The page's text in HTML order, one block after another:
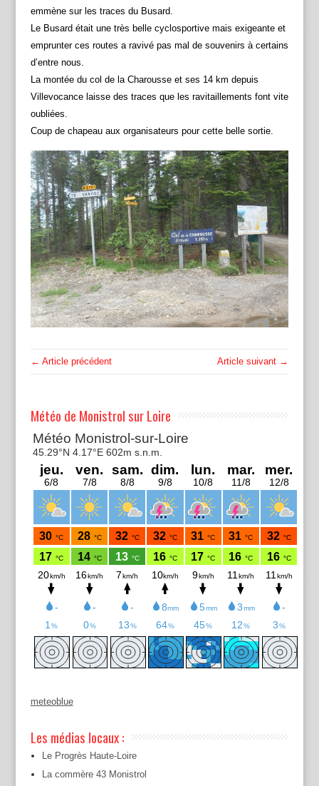
emmène sur les traces du Busard.
Le Busard était une très belle cyclosportive mais exigeante et
emprunter ces routes a ravivé pas mal de souvenirs à certains
d’entre nous.
La montée du col de la Charousse et ses 14 km depuis
Villevocance laisse des traces que les ravitaillements font vite
oubliées.
Coup de chapeau aux organisateurs pour cette belle sortie.
← Article précédent Article suivant →
Météo de Monistrol sur Loire
meteoblue
Les médias locaux :
Le Progrès Haute-Loire
La commère 43 Monistrol